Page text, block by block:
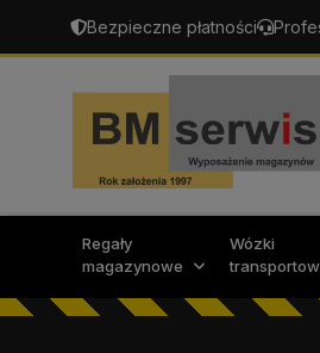
Bezpieczne płatności
Regały
magazynowe
Wózki